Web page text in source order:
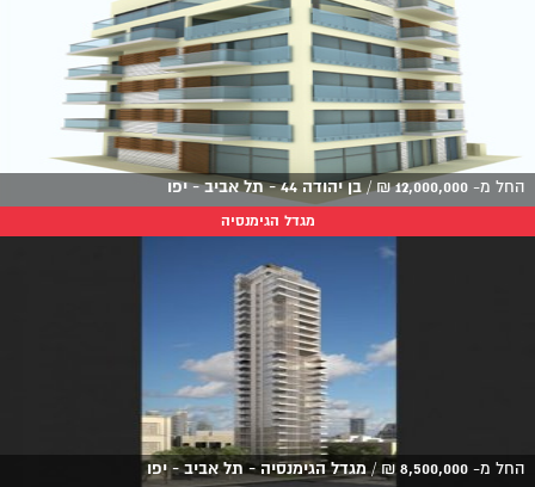
החל מ- 12,000,000
₪
/ בן יהודה 44 - תל אביב - יפו
מגדל הגימנסיה
החל מ- 8,500,000
₪
/מגדל הגימנסיה - תל אביב - יפו